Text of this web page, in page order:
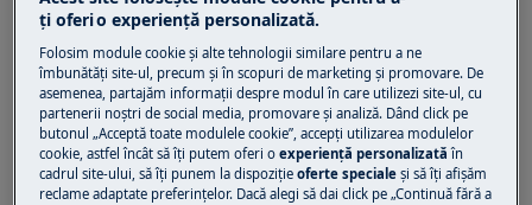
Aveți întotdeauna grijă când mutați aparatele,
pentru aparatele grele este necesar să le mutați
două persoane.
Folosiți întotdeauna mănuși de siguranță și
încălțăminte închisă.
ţi oferi o experienţă personalizată.
Folosim module cookie și alte tehnologii similare pentru a ne
îmbunătăţi site-ul, precum și în scopuri de marketing și promovare. De
asemenea, partajăm informaţii despre modul în care utilizezi site-ul, cu
partenerii noștri de social media, promovare și analiză. Dând click pe
butonul „Acceptă toate modulele cookie”, accepţi utilizarea modulelor
cookie, astfel încât să îţi putem oferi oexperienţă personalizată în
cadrul site-ului, să îţi punem la dispoziţieoferte speciale și să îţi afișăm
reclame adaptate preferinţelor. Dacă alegi să dai click pe „Continuă fără a